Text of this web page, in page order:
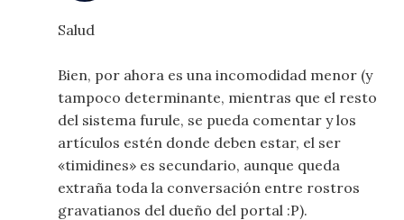
Salud
Bien, por ahora es una incomodidad menor (y
tampoco determinante, mientras que el resto
del sistema furule, se pueda comentar y los
artículos estén donde deben estar, el ser
«timidines» es secundario, aunque queda
extraña toda la conversación entre rostros
gravatianos del dueño del portal :P).